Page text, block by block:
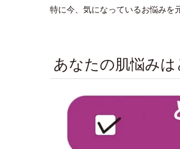
特に今、気になっているお悩みを
あなたの肌悩みは